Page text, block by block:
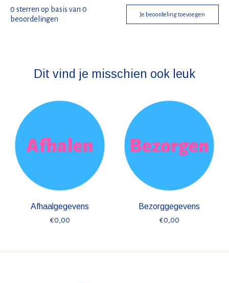
0 sterren op basis van 0
beoordelingen
Je beoordeling toevoegen
Dit vind je misschien ook leuk
Items van productcarrousel
Afhaalgegevens
€0,00
Bezorggegevens
€0,00